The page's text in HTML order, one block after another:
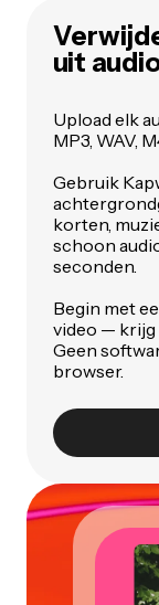
uit
Upload elk
MP3, WAV,
Gebruik
korten,
schoon
seconden.
Begin met
video — krijg
Geen
browser.